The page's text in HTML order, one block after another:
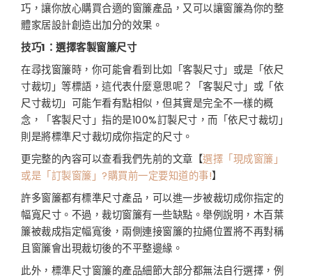
巧，讓你放心購買合適的窗簾產品，又可以讓窗簾為你的整
體家居設計創造出加分的效果。
技巧1：選擇客製窗簾尺寸
在尋找窗簾時，你可能會看到比如「客製尺寸」或是「依尺
寸裁切」等標語，這代表什麼意思呢？「客製尺寸」或「依
尺寸裁切」可能乍看有點相似，但其實是完全不一樣的概
念，「客製尺寸」指的是100%訂製尺寸，而「依尺寸裁切」
則是將標準尺寸裁切成你指定的尺寸。
更完整的內容可以查看我們先前的文章【選擇「現成窗簾」
或是「訂製窗簾」?購買前一定要知道的事!】
許多窗簾都有標準尺寸產品，可以進一步被裁切成你指定的
幅寬尺寸。不過，裁切窗簾有一些缺點。舉例說明，木百葉
簾被裁成指定幅寬後，兩側連接窗簾的拉繩位置將不再對稱
且窗簾會出現裁切後的不平整邊緣。
此外，標準尺寸窗簾的產品細節大部分都無法自行選擇，例